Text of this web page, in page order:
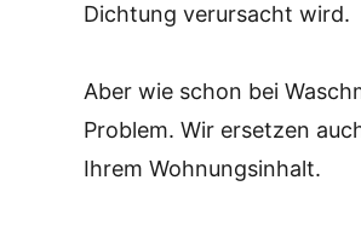
Dichtung verursacht wird.
Aber wie schon bei
Problem. Wir ersetzen
Ihrem Wohnungsinhalt.